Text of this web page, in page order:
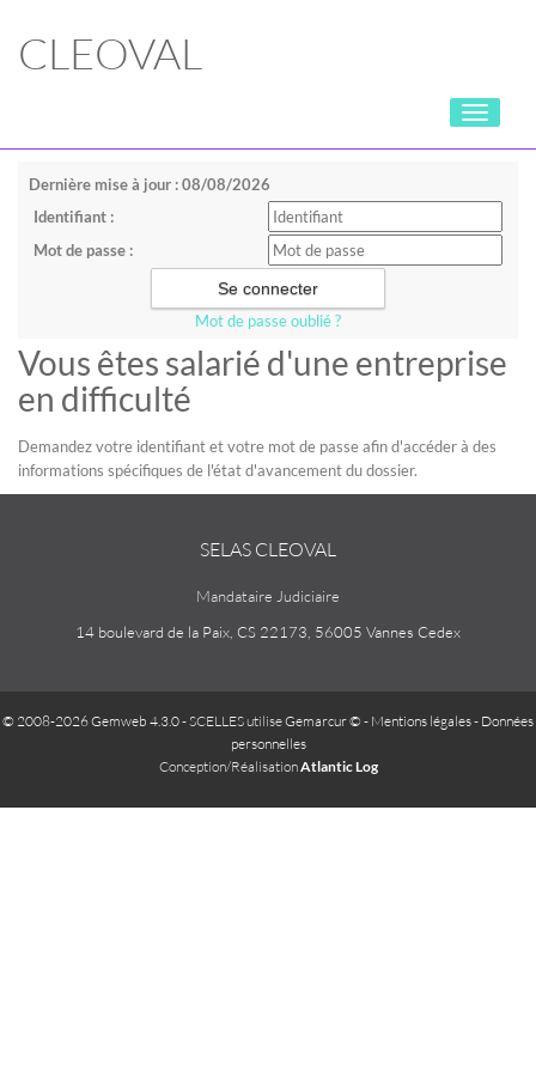
CLEOVAL
Toggle
Dernière mise à jour : 08/08/2026
Identifiant :
Mot de passe :
Mot de passe oublié ?
Vous êtes salarié d'une entreprise
en difficulté
Demandez votre identifiant et votre mot de passe afin d'accéder à des
informations spécifiques de l'état d'avancement du dossier.
SELAS CLEOVAL
Mandataire Judiciaire
14 boulevard de la Paix, CS 22173, 56005 Vannes Cedex
© 2008-2026 Gemweb 4.3.0- SCELLES utiliseGemarcur © - Mentions légales- Données
personnelles
Conception/RéalisationAtlantic Log